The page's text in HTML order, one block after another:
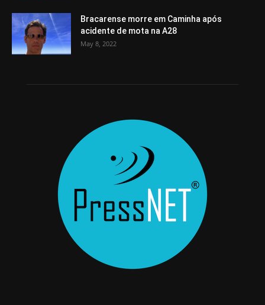
Bracarense morre em Caminha após
acidente de mota na A28
May 8, 2022